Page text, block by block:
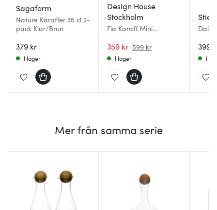
Sagaform
Nature Karaffer 35 cl 2-
pack Klar/Brun
379 kr
I lager
Design House
Stockholm
Fia Karaff Mini
359 kr 599 kr
I lager
Daily
399
I
Mer från samma serie